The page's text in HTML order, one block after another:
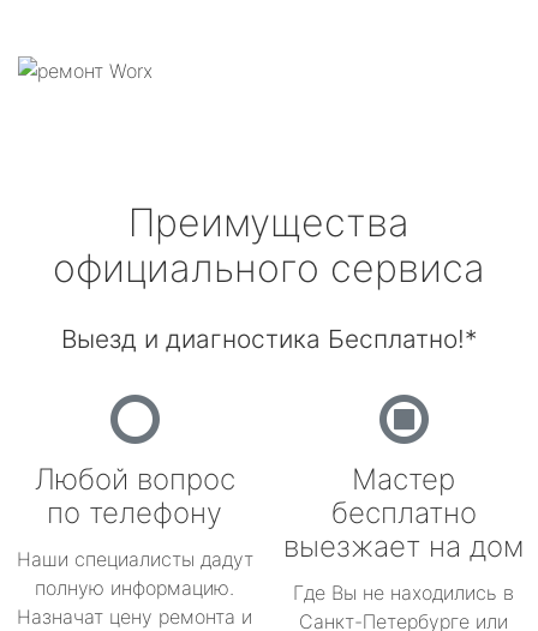
Преимущества
официального сервиса
Выезд и диагностика Бесплатно!*
Любой вопрос
по телефону
Наши специалисты дадут
полную информацию.
Назначат цену ремонта и
Мастер
бесплатно
выезжает на дом
Где Вы не находились в
Санкт-Петербурге или